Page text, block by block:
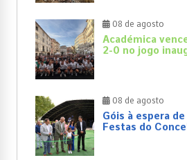
08 de agosto
Académica
2-0 no jogo
08 de agosto
Góis à espera
Festas do